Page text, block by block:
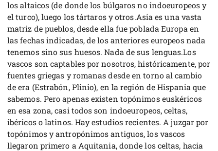
los altaicos (de donde los búlgaros no indoeuropeos y
el turco), luego los tártaros y otros.Asia es una vasta
matriz de pueblos, desde ella fue poblada Europa en
las fechas indicadas, de los anteriores europeos nada
tenemos sino sus huesos. Nada de sus lenguas.Los
vascos son captables por nosotros, históricamente, por
fuentes griegas y romanas desde en torno al cambio
de era (Estrabón, Plinio), en la región de Hispania que
sabemos. Pero apenas existen topónimos euskéricos
en esa zona, casi todos son indoeuropeos, celtas,
ibéricos o latinos. Hay estudios recientes. A juzgar por
topónimos y antropónimos antiguos, los vascos
llegaron primero a Aquitania, donde los celtas, hacia